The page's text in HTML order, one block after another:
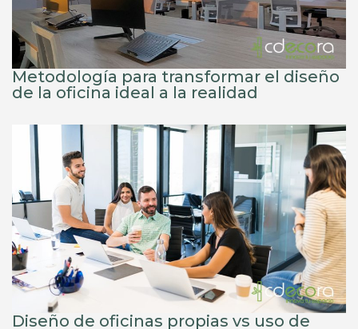
Metodología para transformar el diseño
de la oficina ideal a la realidad
Diseño de oficinas propias vs uso de